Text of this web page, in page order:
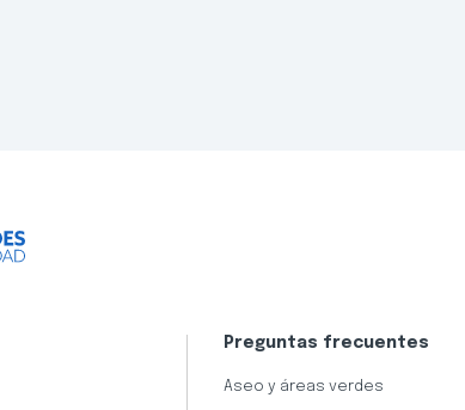
Preguntas frecuentes
Aseo y áreas verdes